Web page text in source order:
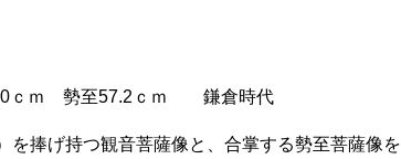
ｍ 勢至57.2ｃｍ 鎌倉時代
捧げ持つ観音菩薩像と、合掌する勢至菩薩像を